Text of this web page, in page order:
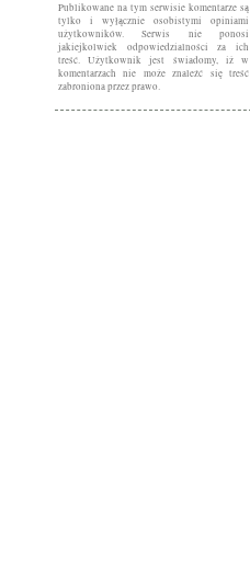
Publikowane na tym serwisie komentarze są
tylko i wyłącznie osobistymi opiniami
użytkowników. Serwis nie ponosi
jakiejkolwiek odpowiedzialności za ich
treść. Użytkownik jest świadomy, iż w
komentarzach nie może znaleźć się treść
zabroniona przez prawo.